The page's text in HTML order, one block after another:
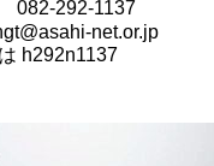
082-292-1137
net.or.jp
h292n1137